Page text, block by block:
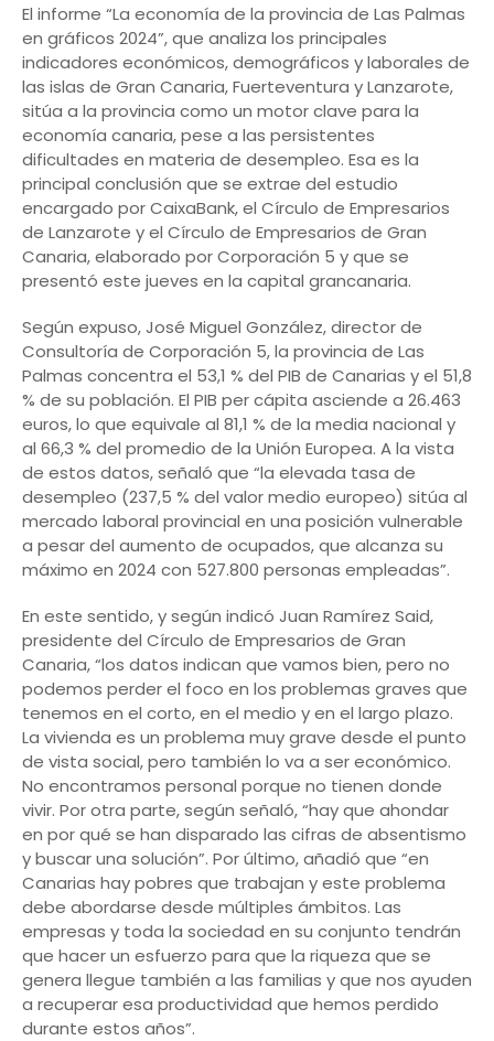
El informe “La economía de la provincia de Las Palmas
en gráficos 2024”, que analiza los principales
indicadores económicos, demográficos y laborales de
las islas de Gran Canaria, Fuerteventura y Lanzarote,
sitúa a la provincia como un motor clave para la
economía canaria, pese a las persistentes
dificultades en materia de desempleo. Esa es la
principal conclusión que se extrae del estudio
encargado por CaixaBank, el Círculo de Empresarios
de Lanzarote y el Círculo de Empresarios de Gran
Canaria, elaborado por Corporación 5 y que se
presentó este jueves en la capital grancanaria.
Según expuso, José Miguel González, director de
Consultoría de Corporación 5, la provincia de Las
Palmas concentra el 53,1 % del PIB de Canarias y el 51,8
% de su población. El PIB per cápita asciende a 26.463
euros, lo que equivale al 81,1 % de la media nacional y
al 66,3 % del promedio de la Unión Europea. A la vista
de estos datos, señaló que “la elevada tasa de
desempleo (237,5 % del valor medio europeo) sitúa al
mercado laboral provincial en una posición vulnerable
a pesar del aumento de ocupados, que alcanza su
máximo en 2024 con 527.800 personas empleadas”.
En este sentido, y según indicó Juan Ramírez Said,
presidente del Círculo de Empresarios de Gran
Canaria, “los datos indican que vamos bien, pero no
podemos perder el foco en los problemas graves que
tenemos en el corto, en el medio y en el largo plazo.
La vivienda es un problema muy grave desde el punto
de vista social, pero también lo va a ser económico.
No encontramos personal porque no tienen donde
vivir. Por otra parte, según señaló, “hay que ahondar
en por qué se han disparado las cifras de absentismo
y buscar una solución”. Por último, añadió que “en
Canarias hay pobres que trabajan y este problema
debe abordarse desde múltiples ámbitos. Las
empresas y toda la sociedad en su conjunto tendrán
que hacer un esfuerzo para que la riqueza que se
genera llegue también a las familias y que nos ayuden
a recuperar esa productividad que hemos perdido
durante estos años”.